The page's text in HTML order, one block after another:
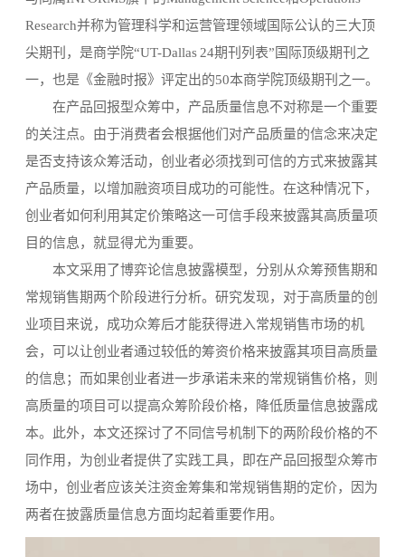
Research并称为管理科学和运营管理领域国际公认的三大顶
尖期刊，是商学院“UT-Dallas 24期刊列表”国际顶级期刊之
一，也是《金融时报》评定出的50本商学院顶级期刊之一。
在产品回报型众筹中，产品质量信息不对称是一个重要
的关注点。由于消费者会根据他们对产品质量的信念来决定
是否支持该众筹活动，创业者必须找到可信的方式来披露其
产品质量，以增加融资项目成功的可能性。在这种情况下，
创业者如何利用其定价策略这一可信手段来披露其高质量项
目的信息，就显得尤为重要。
本文采用了博弈论信息披露模型，分别从众筹预售期和
常规销售期两个阶段进行分析。研究发现，对于高质量的创
业项目来说，成功众筹后才能获得进入常规销售市场的机
会，可以让创业者通过较低的筹资价格来披露其项目高质量
的信息；而如果创业者进一步承诺未来的常规销售价格，则
高质量的项目可以提高众筹阶段价格，降低质量信息披露成
本。此外，本文还探讨了不同信号机制下的两阶段价格的不
同作用，为创业者提供了实践工具，即在产品回报型众筹市
场中，创业者应该关注资金筹集和常规销售期的定价，因为
两者在披露质量信息方面均起着重要作用。